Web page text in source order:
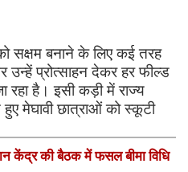
को सक्षम बनाने के लिए कई तरह
उन्हें प्रोत्साहन देकर हर फील्ड
रहा है। इसी कड़ी में राज्य
मेघावी छात्राओं को स्कूटी
केंद्र की बैठक में फसल बीमा विधि